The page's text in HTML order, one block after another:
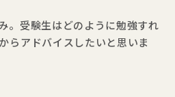
。受験生はどのように勉強すれ
らアドバイスしたいと思いま